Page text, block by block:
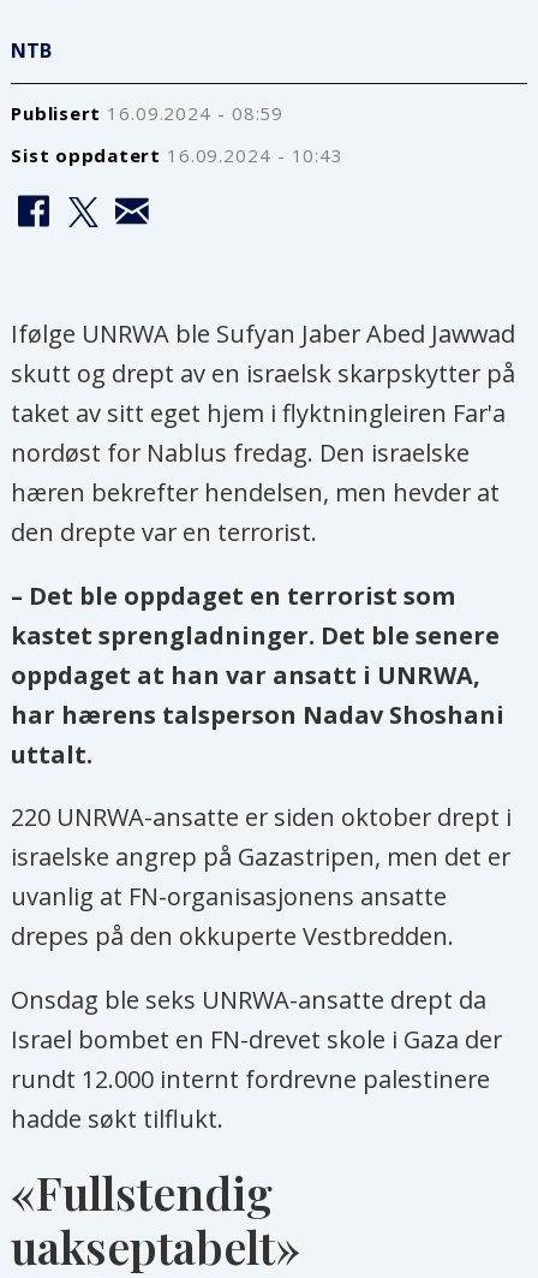
NTB
Publisert
16.09.2024 - 08:59
Sist oppdatert
16.09.2024 - 10:43
Ifølge UNRWA ble Sufyan Jaber Abed Jawwad
skutt og drept av en israelsk skarpskytter på
taket av sitt eget hjem i flyktningleiren Far'a
nordøst for Nablus fredag. Den israelske
hæren bekrefter hendelsen, men hevder at
den drepte var en terrorist.
– Det ble oppdaget en terrorist som
kastet sprengladninger. Det ble senere
oppdaget at han var ansatt i UNRWA,
har hærens talsperson Nadav Shoshani
uttalt.
220 UNRWA-ansatte er siden oktober drept i
israelske angrep på Gazastripen, men det er
uvanlig at FN-organisasjonens ansatte
drepes på den okkuperte Vestbredden.
Onsdag ble seks UNRWA-ansatte drept da
Israel bombet en FN-drevet skole i Gaza der
rundt 12.000 internt fordrevne palestinere
hadde søkt tilflukt.
«Fullstendig
uakseptabelt»